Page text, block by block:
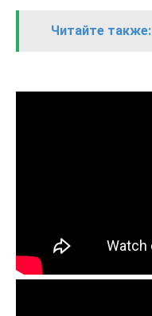
Читайте также: